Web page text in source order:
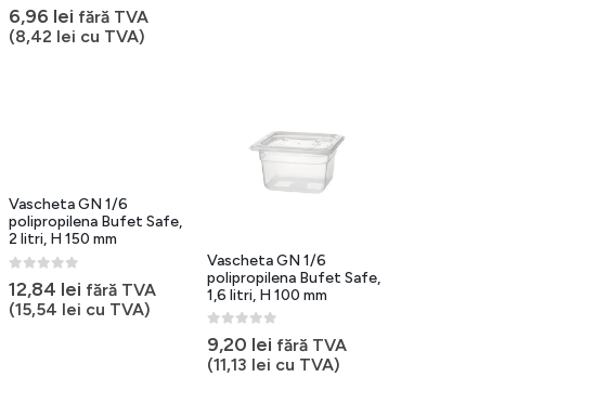
0out of 5
6,96 lei fără TVA
(8,42 lei cu TVA)
Vascheta GN 1/6
polipropilena Bufet Safe,
2 litri, H 150 mm
12,84 lei fără TVA
(15,54 lei cu TVA)
Vascheta GN 1/6
polipropilena Bufet Safe,
1,6 litri, H 100 mm
0out of 5
9,20 lei fără TVA
(11,13 lei cu TVA)